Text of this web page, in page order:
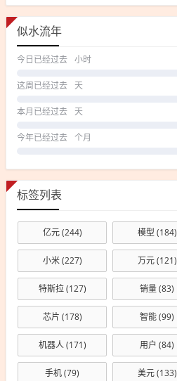
似水流年
今日已经过去 小时
这周已经过去 天
本月已经过去 天
今年已经过去 个月
标签列表
亿元(244) 模型 (184)
小米(227) 万元(121)
特斯拉(127) 销量(83)
芯片 (178) 智能(99)
机器人(171) 用户 (84)
手机(79) 美元(133)